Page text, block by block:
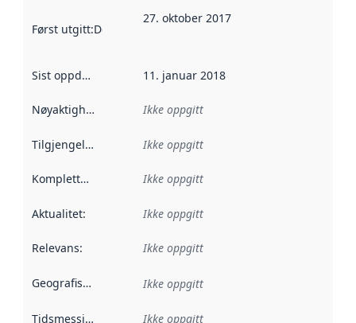
Først utgitt:Denne datoen sier når dataene i dette
27. oktober 2017
Sist oppdatert 11. januar 2018
Nøyaktighet Ikke oppgitt
Tilgjengelighet Ikke oppgitt
Kompletthet Ikke oppgitt
Aktualitet: Ikke oppgitt
Relevans: Ikke oppgitt
Geografisk avgrensning :
Ikke oppgitt
Tidsmessig avgrensning :
Ikke oppgitt